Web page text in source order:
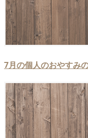
7月の個人のおやすみ